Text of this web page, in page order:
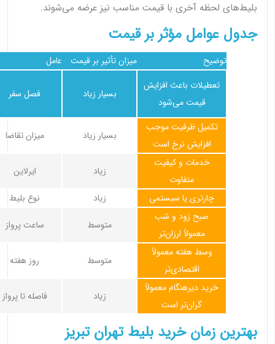
بلیط‌های لحظه آخری با قیمت مناسب نیز عرضه می‌شوند.
جدول عوامل مؤثر بر قیمت
عامل میزان تأثیر بر قیمت توضیح
فصل سفر بسیار زیاد
تعطیلات باعث افزایش
قیمت می‌شود
میزان تقاضا بسیار زیاد
تکمیل ظرفیت موجب
افزایش نرخ است
ایرلاین
زیاد
خدمات و کیفیت
متفاوت
نوع بلیط
زیاد
چارتری یا سیستمی
ساعت پرواز
متوسط
صبح زود و شب
معمولاً ارزان‌تر
روز هفته
متوسط
وسط هفته معمولاً
اقتصادی‌تر
فاصله تا پرواز
زیاد
خرید دیرهنگام معمولاً
گران‌تر است
بهترین زمان خرید بلیط تهران تبریز